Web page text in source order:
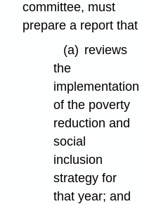
committee, must
prepare a report that
(a) reviews
the
implementation
of the poverty
reduction and
social
inclusion
strategy for
that year; and